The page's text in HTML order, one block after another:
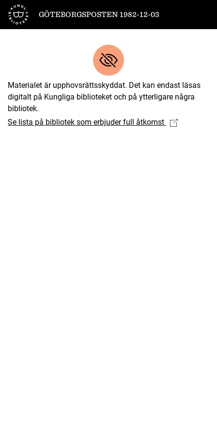
Till startsidan
GÖTEBORGSPOSTEN 1982-12-03
Materialet är upphovsrättsskyddat. Det kan endast läsas
digitalt på Kungliga biblioteket och på ytterligare några
bibliotek.
Se lista på bibliotek som erbjuder full åtkomst